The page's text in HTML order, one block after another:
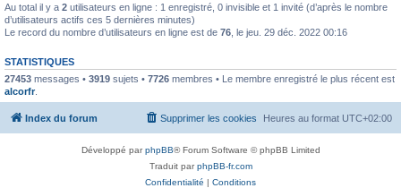
Au total il y a 2 utilisateurs en ligne : 1 enregistré, 0 invisible et 1 invité (d’après le nombre
d’utilisateurs actifs ces 5 dernières minutes)
Le record du nombre d’utilisateurs en ligne est de 76 , le jeu. 29 déc. 2022 00:16
STATISTIQUES
27453 messages • 3919 sujets • 7726 membres • Le membre enregistré le plus récent est
alcorfr.
Index du forum Heures au format UTC+02:00
Supprimer les cookies
Développé parphpBB® Forum Software © phpBB Limited
Traduit parphpBB-fr.com
Confidentialité | Conditions